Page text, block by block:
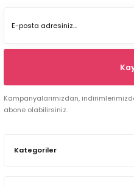
Kategoriler
Kampanyalarımızdan,
abone olabilirsiniz.